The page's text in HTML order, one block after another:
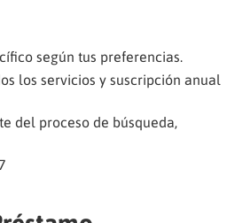
según tus preferencias.
los servicios y suscripción anual
del proceso de búsqueda,